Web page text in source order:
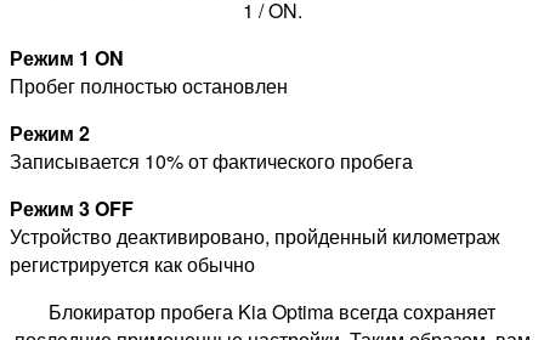
1 / ON.
Режим 1 ON
Пробег полностью остановлен
Режим 2
Записывается 10% от фактического пробега
Режим 3 OFF
Устройство деактивировано, пройденный километраж
регистрируется как обычно
Блокиратор пробега Kia Optima всегда сохраняет